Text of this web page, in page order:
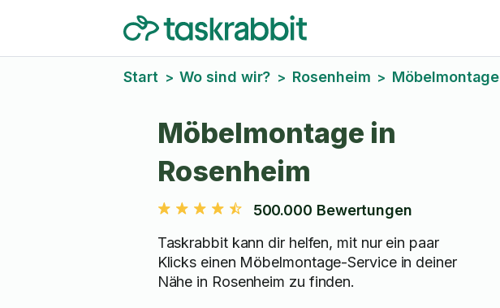
Start > Wo sind wir? > Rosenheim > Möbelmontage
Möbelmontage in
Rosenheim
500.000 Bewertungen
Taskrabbit kann dir helfen, mit nur ein paar
Klicks einen Möbelmontage-Service in deiner
Nähe in Rosenheim zu finden.